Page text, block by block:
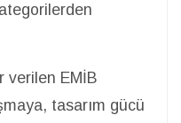
verilen EMİB
tasarım gücü